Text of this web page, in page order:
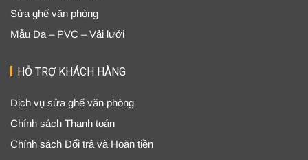
Sửa ghế văn phòng
Mẫu Da – PVC – Vải lưới
HỖ TRỢ KHÁCH HÀNG
Dịch vụ sửa ghế văn phòng
Chính sách Thanh toán
Chính sách Đổi trả và Hoàn tiền